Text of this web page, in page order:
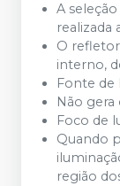
A
realizada
O
interno,
Fonte de
Não
Foco de
Quando
região